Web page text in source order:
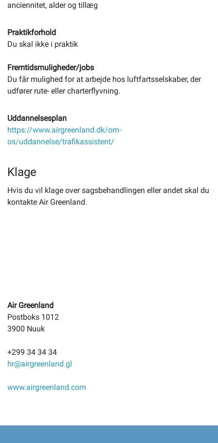
anciennitet, alder og tillæg
Praktikforhold
Du skal ikke i praktik
Fremtidsmuligheder/jobs
Du får mulighed for at arbejde hos luftfartsselskaber, der
udfører rute- eller charterflyvning.
Uddannelsesplan
https://www.airgreenland.dk/om-
os/uddannelse/trafikassistent/
Klage
Hvis du vil klage over sagsbehandlingen eller andet skal du
kontakte Air Greenland.
Air Greenland
Postboks 1012
3900 Nuuk
+299 34 34 34
hr@airgreenland.gl
www.airgreenland.com